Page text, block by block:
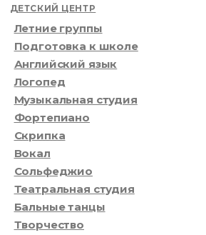
ДЕТСКИЙ ЦЕНТР
Летние группы
Подготовка к школе
Английский язык
Логопед
Музыкальная студия
Фортепиано
Скрипка
Вокал
Сольфеджио
Театральная студия
Бальные танцы
Творчество